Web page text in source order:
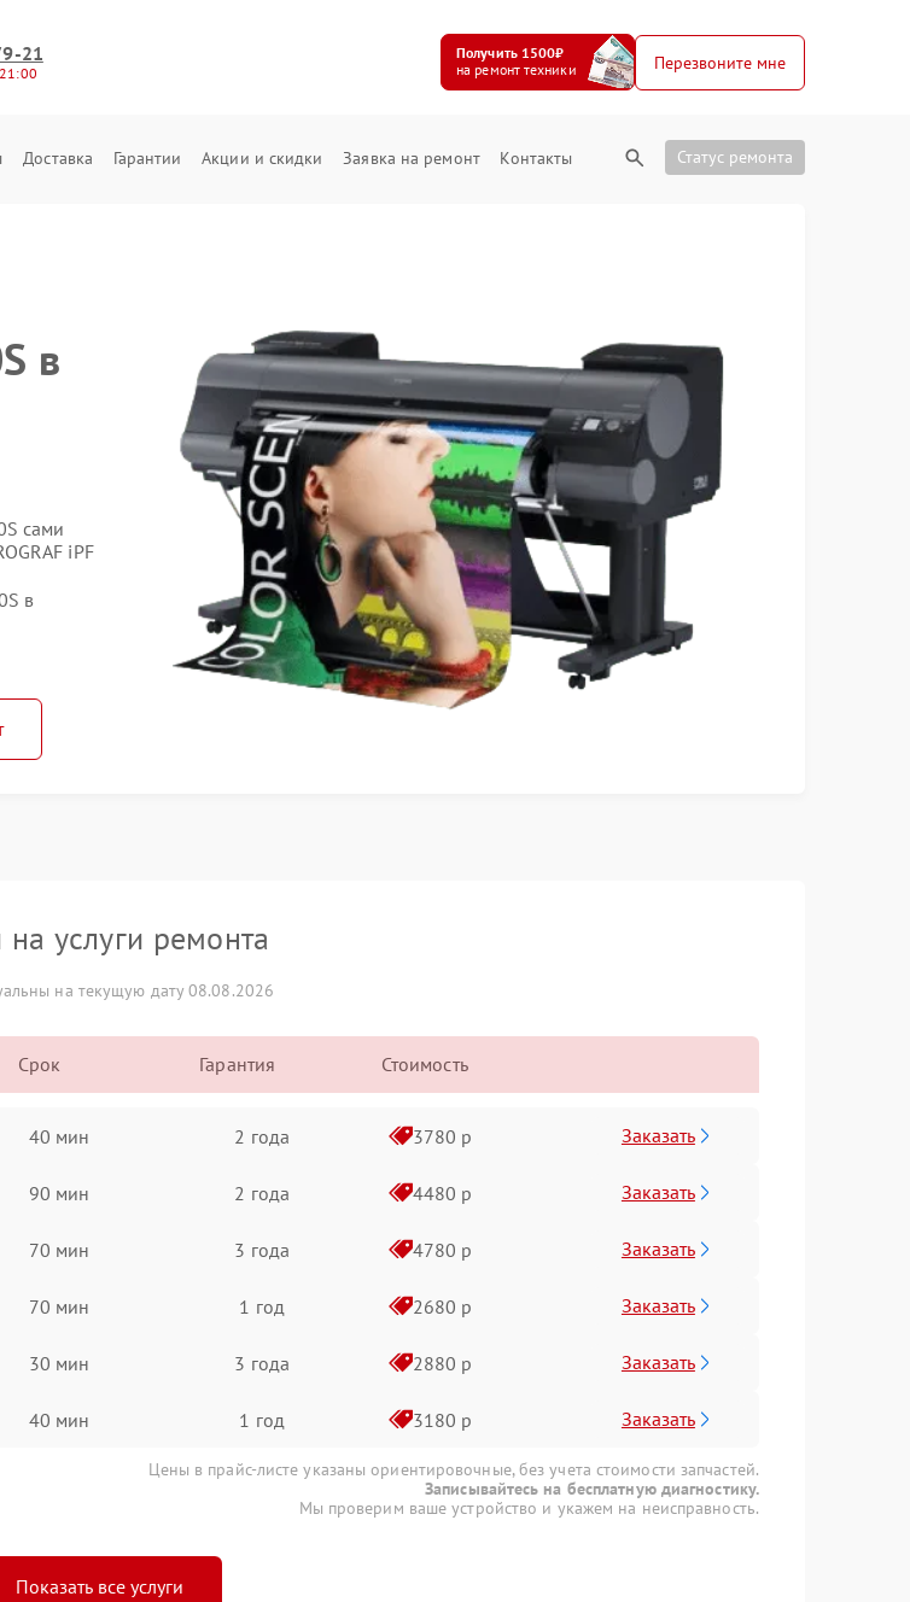
21
Получить 1500₽
на ремонт техники
Перезвоните мне
Доставка Гарантии Акции и скидки Заявка на ремонт Контакты Статус ремонта
в
сами
iPF
в
услуги ремонта
на текущую дату 08.08.2026
Срок Гарантия Стоимость
40 мин 2 года 3780 р Заказать
90 мин 2 года 4480 р Заказать
70 мин 3 года 4780 р Заказать
70 мин 1 год 2680 р Заказать
30 мин 3 года 2880 р Заказать
40 мин 1 год 3180 р Заказать
Цены в прайс-листе указаны ориентировочные, без учета стоимости запчастей.
Записывайтесь на бесплатную диагностику.
Мы проверим ваше устройство и укажем на неисправность.
Показать все услуги